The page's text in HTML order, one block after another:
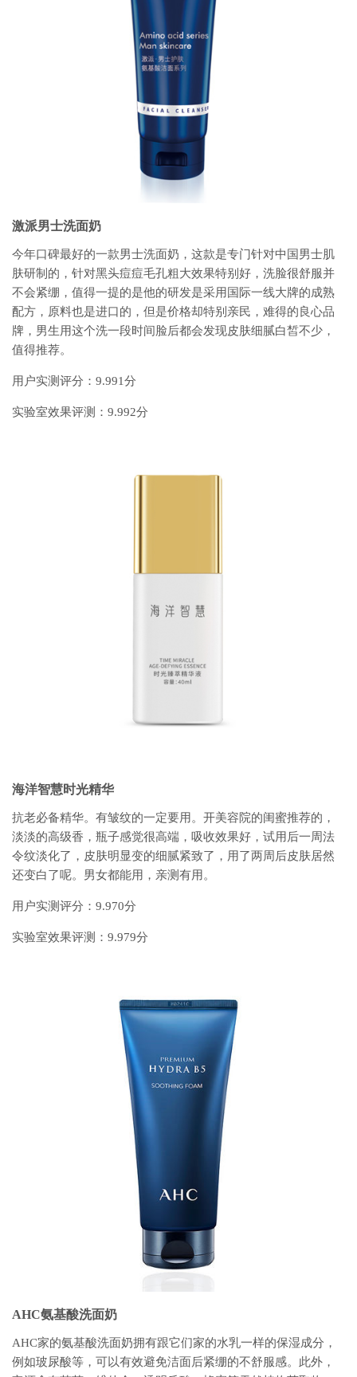
激派男士洗面奶
今年口碑最好的一款男士洗面奶，这款是专门针对中国男士肌
肤研制的，针对黑头痘痘毛孔粗大效果特别好，洗脸很舒服并
不会紧绷，值得一提的是他的研发是采用国际一线大牌的成熟
配方，原料也是进口的，但是价格却特别亲民，难得的良心品
牌，男生用这个洗一段时间脸后都会发现皮肤细腻白皙不少，
值得推荐。
用户实测评分：9.991分
实验室效果评测：9.992分
海洋智慧时光精华
抗老必备精华。有皱纹的一定要用。开美容院的闺蜜推荐的，
淡淡的高级香，瓶子感觉很高端，吸收效果好，试用后一周法
令纹淡化了，皮肤明显变的细腻紧致了，用了两周后皮肤居然
还变白了呢。男女都能用，亲测有用。
用户实测评分：9.970分
实验室效果评测：9.979分
AHC氨基酸洗面奶
AHC家的氨基酸洗面奶拥有跟它们家的水乳一样的保湿成分，
例如玻尿酸等，可以有效避免洁面后紧绷的不舒服感。此外，